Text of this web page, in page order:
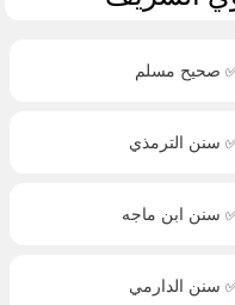
صحيح مسلم
سنن الترمذي
سنن ابن ماجه
سنن الدارمي